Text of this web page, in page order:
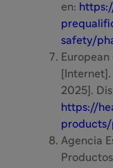
en:
safety/
2025].
https://
products/
Agencia